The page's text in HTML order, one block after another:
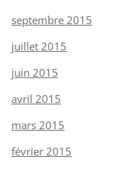
septembre 2015
juillet 2015
juin 2015
avril 2015
mars 2015
février 2015